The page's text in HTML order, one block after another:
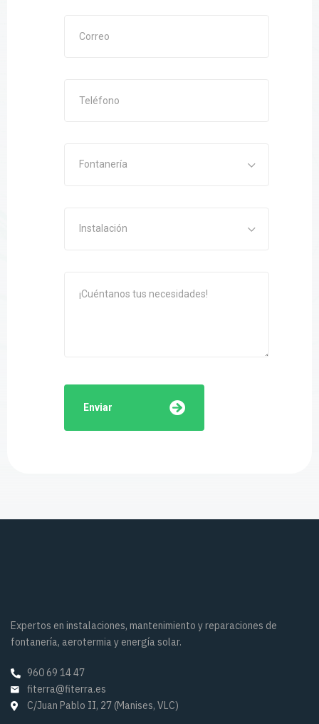
Fontanería
Instalación
Enviar
Expertos en instalaciones, mantenimiento y reparaciones de
fontanería, aerotermia y energía solar.
960 69 14 47
fiterra@fiterra.es
C/Juan Pablo II, 27 (Manises, VLC)